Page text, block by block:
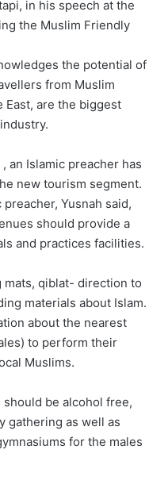
in his speech at the
the Muslim Friendly
the potential of
from Muslim
are the biggest
an Islamic preacher has
new tourism segment.
Yusnah said,
should provide a
and practices facilities.
qiblat- direction to
materials about Islam.
about the nearest
to perform their
Muslims.
be alcohol free,
gathering as well as
for the males